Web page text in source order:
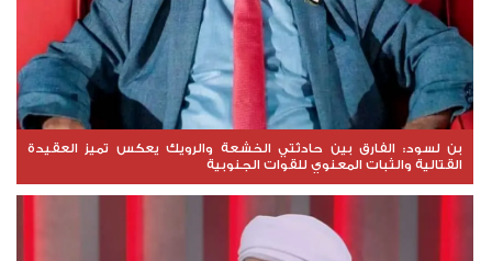
بن لسود: الفارق بين حادثتي الخشعة والرويك يعكس تميز العقيدة
القتالية والثبات المعنوي للقوات الجنوبية